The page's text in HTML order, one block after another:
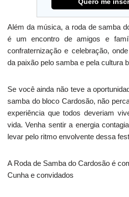
Além da música, a roda de samba
é um encontro de amigos e
confraternização e celebração,
da paixão pelo samba e pela cultura
Se você ainda não teve a
samba do bloco Cardosão, não
experiência que todos deveriam
vida. Venha sentir a energia
levar pelo ritmo envolvente dessa
A Roda de Samba do Cardosão é
Cunha e convidados